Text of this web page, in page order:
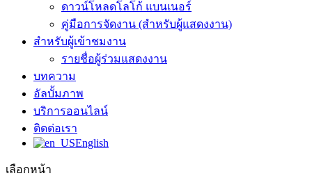
ดาวน์โหลดโลโก้ แบนเนอร์
คู่มือการจัดงาน (สำหรับผู้แสดงงาน)
สำหรับผู้เข้าชมงาน
รายชื่อผู้ร่วมแสดงงาน
บทความ
อัลบั้มภาพ
บริการออนไลน์
ติดต่อเรา
English
เลือกหน้า